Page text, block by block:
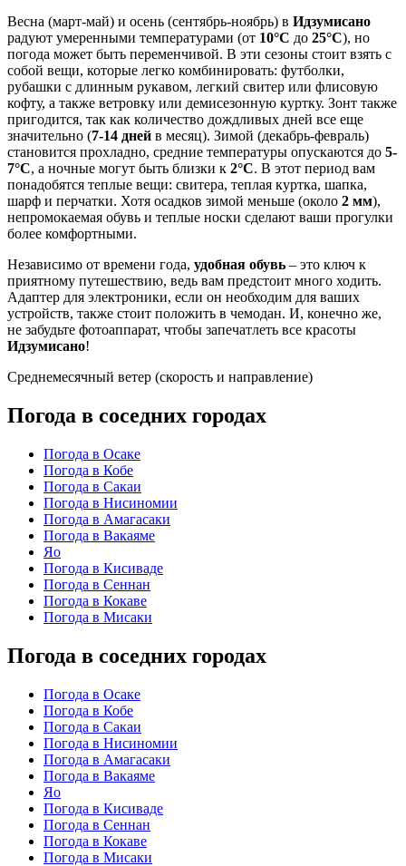
Весна (март-май) и осень (сентябрь-ноябрь) в Идзумисано
радуют умеренными температурами (от 10°C до 25°C), но
погода может быть переменчивой. В эти сезоны стоит взять с
собой вещи, которые легко комбинировать: футболки,
рубашки с длинным рукавом, легкий свитер или флисовую
кофту, а также ветровку или демисезонную куртку. Зонт также
пригодится, так как количество дождливых дней все еще
значительно (7-14 дней в месяц). Зимой (декабрь-февраль)
становится прохладно, средние температуры опускаются до 5-
7°C, а ночные могут быть близки к 2°C. В этот период вам
понадобятся теплые вещи: свитера, теплая куртка, шапка,
шарф и перчатки. Хотя осадков зимой меньше (около 2 мм),
непромокаемая обувь и теплые носки сделают ваши прогулки
более комфортными.
Независимо от времени года, удобная обувь – это ключ к
приятному путешествию, ведь вам предстоит много ходить.
Адаптер для электроники, если он необходим для ваших
устройств, также стоит положить в чемодан. И, конечно же,
не забудьте фотоаппарат, чтобы запечатлеть все красоты
Идзумисано!
Среднемесячный ветер (скорость и направление)
Погода в соседних городах
Погода в Осаке
Погода в Кобе
Погода в Сакаи
Погода в Нисиномии
Погода в Амагасаки
Погода в Вакаяме
Яо
Погода в Кисиваде
Погода в Сеннан
Погода в Кокаве
Погода в Мисаки
Погода в соседних городах
Погода в Осаке
Погода в Кобе
Погода в Сакаи
Погода в Нисиномии
Погода в Амагасаки
Погода в Вакаяме
Яо
Погода в Кисиваде
Погода в Сеннан
Погода в Кокаве
Погода в Мисаки